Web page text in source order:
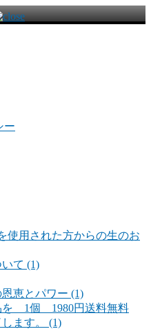
ー
使用された方からの生のお
て (1)
恵とパワー (1)
を 1個 1980円送料無料
ます。 (1)